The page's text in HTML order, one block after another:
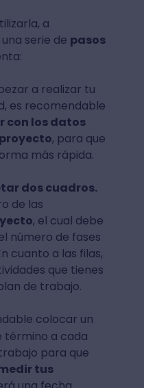
a
serie de pasos
a realizar tu
es recomendable
con los datos
, para que
más rápida.
dos cuadros.
de las
, el cual debe
número de fases
cuanto a las filas,
que tienes
de trabajo.
colocar un
a cada
para que
tus